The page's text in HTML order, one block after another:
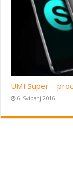
UMi Super –
6. Svibanj 2016